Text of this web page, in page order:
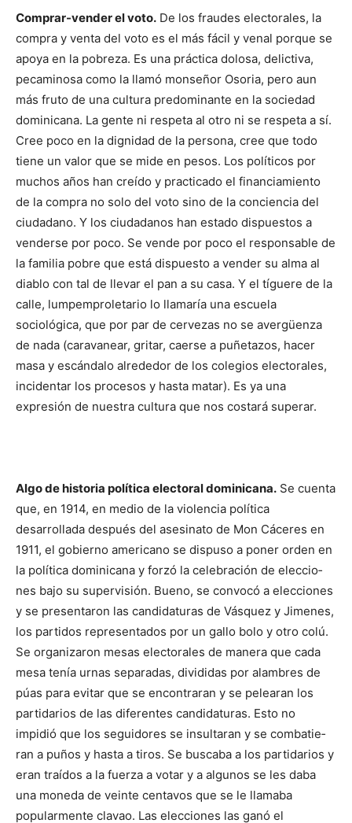
Comprar-vender el voto. De los frau­des electorales, la
com­pra y venta del voto es el más fácil y venal porque se
apoya en la pobreza. Es una práctica dolosa, delictiva,
pecaminosa como la llamó monseñor Osoria, pero aun
más fruto de una cultura predominante en la sociedad
dominicana. La gente ni respeta al otro ni se respeta a sí.
Cree poco en la digni­dad de la persona, cree que todo
tiene un valor que se mide en pesos. Los políticos por
mu­chos años han creído y practicado el financia­miento
de la compra no solo del voto sino de la conciencia del
ciudadano. Y los ciudadanos han estado dispuestos a
venderse por poco. Se vende por poco el responsable de
la familia pobre que está dispuesto a vender su alma al
diablo con tal de llevar el pan a su casa. Y el tíguere de la
calle, lumpemproleta­rio lo llamaría una es­cuela
sociológica, que por par de cerve­zas no se avergüenza
de nada (caravanear, gritar, caer­se a puñetazos, hacer
masa y escándalo alrededor de los co­legios electo­rales,
incidentar los procesos y hasta ma­tar). Es ya una
expresión de nuestra cultura que nos costará supe­rar.
Algo de historia política electoral dominicana. Se cuenta
que, en 1914, en medio de la violencia política
desarrollada después del asesinato de Mon Cáceres en
1911, el gobierno ame­ricano se dispuso a po­ner orden en
la política dominicana y forzó la celebración de eleccio­
nes bajo su supervi­sión. Bueno, se convo­có a elecciones
y se presentaron las candida­turas de Vásquez y Jimenes,
los partidos representados por un gallo bolo y otro colú.
Se organizaron mesas electora­les de manera que cada
mesa tenía urnas separadas, divididas por alambres de
púas para evitar que se encontraran y se pelea­ran los
partidarios de las dife­rentes candida­turas. Esto no
impidió que los seguidores se in­sul­taran y se comba­tie­
ran a puños y hasta a tiros. Se buscaba a los partidarios y
eran traídos a la fuerza a votar y a algunos se les daba
una moneda de veinte centavos que se le lla­maba
popularmente clavao. Las elecciones las ganó el